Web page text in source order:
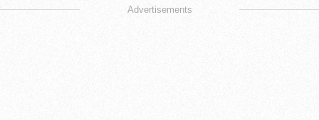
Advertisements